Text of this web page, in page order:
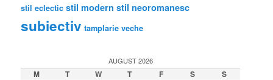
stil eclectic stil modern stil neoromanesc
subiectiv tamplarie veche
AUGUST 2026
M T W T F S S